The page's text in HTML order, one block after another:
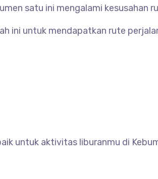
satu ini mengalami kesusahan
ini untuk mendapatkan rute
untuk aktivitas liburanmu di